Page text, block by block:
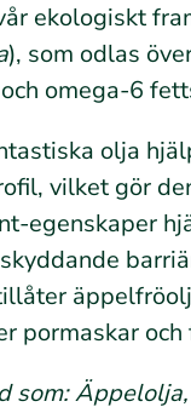
ekologiskt
), som odlas
omega-6
olja
vilket gör
egenskaper
pormaskar
som: